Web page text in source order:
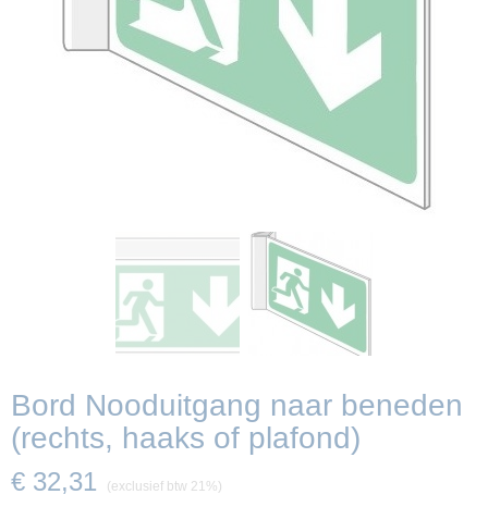
Bord Nooduitgang naar beneden
(rechts, haaks of plafond)
€ 32,31 (exclusief btw 21%)